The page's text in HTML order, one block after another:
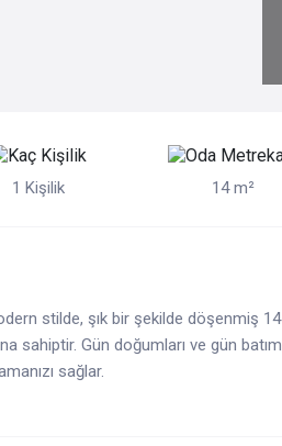
1 Kişilik 14 m²
stilde, şık bir şekilde döşenmiş
sahiptir. Gün doğumları ve gün
sağlar.